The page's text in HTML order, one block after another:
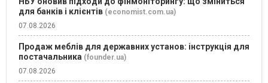
для банків і клієнтів (economist.com.ua)
07.08.2026
Продаж меблів для державних установ: інструкція для
постачальника (founder.ua)
07.08.2026